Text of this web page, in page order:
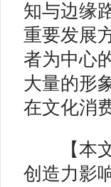
知与边缘
重要发展
者为中心
大量的形
在文化消
【
创造力影